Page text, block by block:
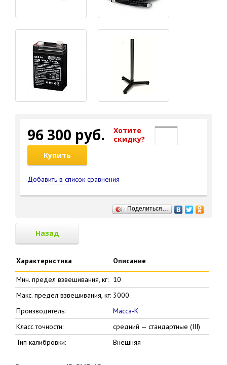
96 300 руб.
Хотите
cкидку?
Купить
Добавить в список сравнения
Поделиться…
Назад
Характеристика Описание
Мин. предел взвешивания, кг: 10
Макс. предел взвешивания, кг: 3000
Производитель:
Масса-К
Класс точности:
средний — стандартные (III)
Тип калибровки:
Внешняя